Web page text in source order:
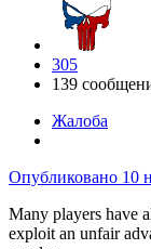
305
139
Жалоба
Опубликовано 10
Many players have
exploit an unfair